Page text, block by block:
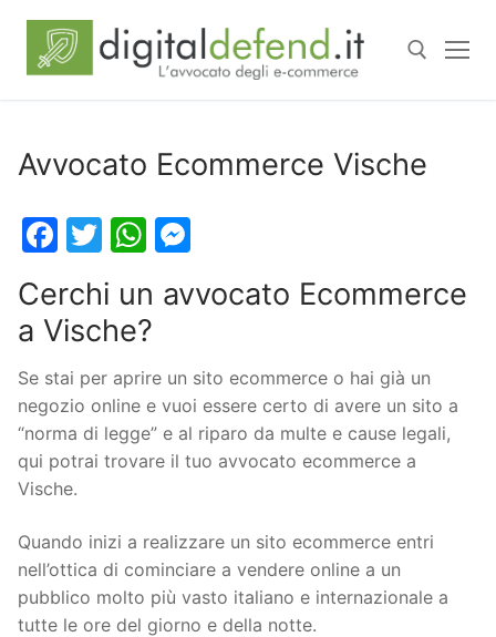
Avvocato Ecommerce Vische
Facebook
TwitterWhatsApp
Cerchi un avvocato Ecommerce
a Vische?
Se stai per aprire un sito ecommerce o hai già un
negozio online e vuoi essere certo di avere un sito a
“norma di legge” e al riparo da multe e cause legali,
qui potrai trovare il tuo avvocato ecommerce a
Vische.
Quando inizi a realizzare un sito ecommerce entri
nell’ottica di cominciare a vendere online a un
pubblico molto più vasto italiano e internazionale a
tutte le ore del giorno e della notte.